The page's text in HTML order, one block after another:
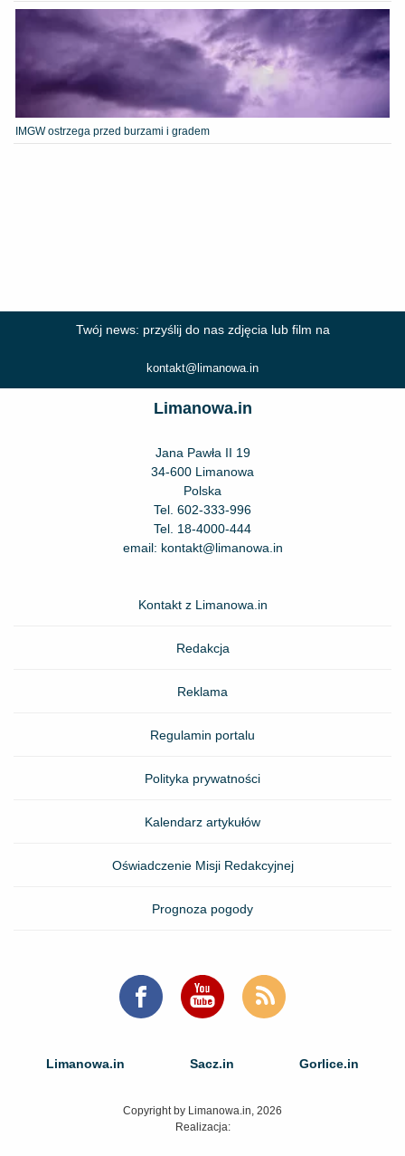
IMGW ostrzega przed burzami i gradem
Twój news: przyślij do nas zdjęcia lub film na
kontakt@limanowa.in
Limanowa.in
Jana Pawła II 19
34-600 Limanowa
Polska
Tel. 602-333-996
Tel. 18-4000-444
email: kontakt@limanowa.in
Kontakt z Limanowa.in
Redakcja
Reklama
Regulamin portalu
Polityka prywatności
Kalendarz artykułów
Oświadczenie Misji Redakcyjnej
Prognoza pogody
Limanowa.in Sacz.in Gorlice.in
Copyright by Limanowa.in, 2026
Realizacja: